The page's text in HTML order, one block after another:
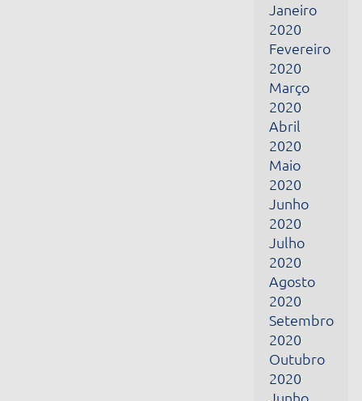
Junho
2020
Julho
2020
Agosto
2020
Setembro
2020
Outubro
2020
Junho
2021
Julho
2021
Novembro
2021
Dezembro
2021
Janeiro
2022
Fevereiro